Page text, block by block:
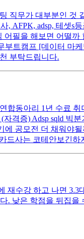
직무가 대부분인 것
AFPK, adsp, 테셋s
필을 해보면 어떨
트캠프 [데이터 마
부탁드립니다.
동아리 1년 수료
격증) Adsp sqld 빅
공모전 더 채워야
드사는 코테안보긴하
수강 하고 나면
. 낮은 학점을 뒤집을